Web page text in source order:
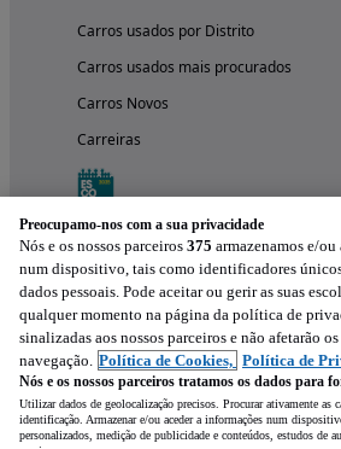
Carros usados por Distrito
Carros usados mais procurados
Carros Novos
Carreiras
Experimenta a
Preocupamo-nos com a sua privacidade
Nós e os nossos parceiros 375 armazenamos e/
num dispositivo, tais como identificadores
dados pessoais. Pode aceitar ou gerir as suas
qualquer momento na página da política de
sinalizadas aos nossos parceiros e não afetarão
navegação. Política de Cookies, Política de
Nós e os nossos parceiros tratamos os dados para
Utilizar dados de geolocalização precisos. Procurar ativamente as
identificação. Armazenar e/ou aceder a informações num
personalizados, medição de publicidade e conteúdos, estudos de